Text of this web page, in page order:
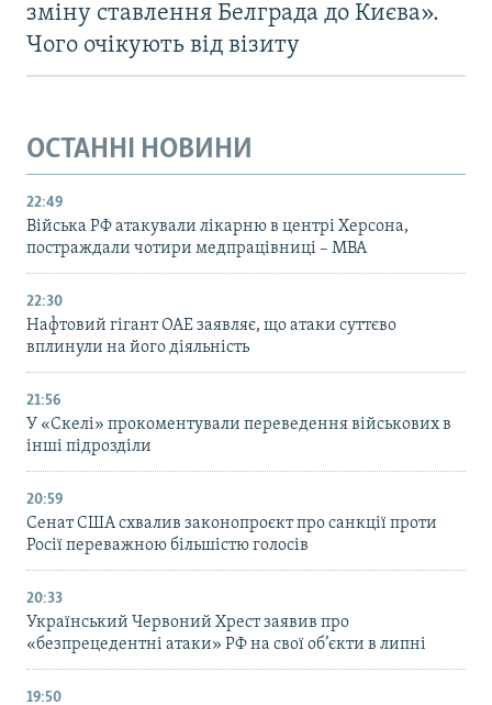
зміну ставлення Белграда до Києва».
Чого очікують від візиту
ОСТАННІ НОВИНИ
22:49
Війська РФ атакували лікарню в центрі Херсона,
постраждали чотири медпрацівниці – МВА
22:30
Нафтовий гігант ОАЕ заявляє, що атаки суттєво
вплинули на його діяльність
21:56
У «Скелі» прокоментували переведення військових в
інші підрозділи
20:59
Cенат США схвалив законопроєкт про санкції проти
Росії переважною більшістю голосів
20:33
Український Червоний Хрест заявив про
«безпрецедентні атаки» РФ на свої об’єкти в липні
19:50